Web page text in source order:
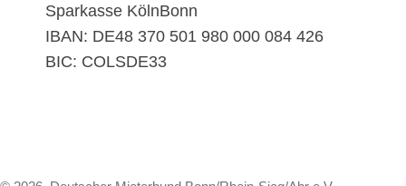
Sparkasse KölnBonn
IBAN: DE48 370 501 980 000 084 426
BIC: COLSDE33